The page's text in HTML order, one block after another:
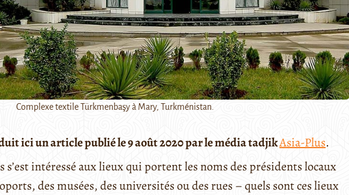
Complexe textile Türkmenbaşy à Mary, Turkménistan.
ici un article publié le 9 août 2020 par le média tadjikAsia-Plus.
s’est intéressé aux lieux qui portent les noms des présidents locaux
des musées, des universités ou des rues – quels sont ces lieux